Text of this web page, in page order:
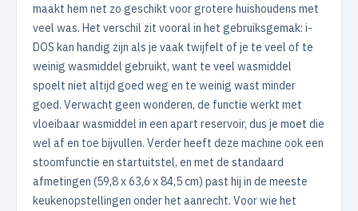
maakt hem net zo geschikt voor grotere huishoudens met
veel was. Het verschil zit vooral in het gebruiksgemak: i-
DOS kan handig zijn als je vaak twijfelt of je te veel of te
weinig wasmiddel gebruikt, want te veel wasmiddel
spoelt niet altijd goed weg en te weinig wast minder
goed. Verwacht geen wonderen, de functie werkt met
vloeibaar wasmiddel in een apart reservoir, dus je moet die
wel af en toe bijvullen. Verder heeft deze machine ook een
stoomfunctie en startuitstel, en met de standaard
afmetingen (59,8 x 63,6 x 84,5 cm) past hij in de meeste
keukenopstellingen onder het aanrecht. Voor wie het